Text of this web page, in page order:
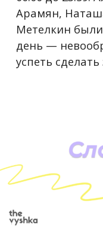
Арамян,
Метелкин
день —
успеть сделать